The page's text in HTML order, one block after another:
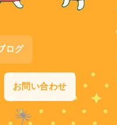
ログ
お問い合わせ